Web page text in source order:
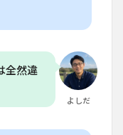
よしだ
全然違